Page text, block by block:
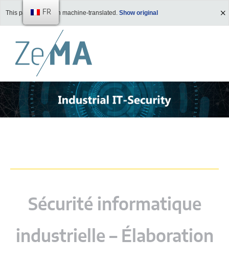
This page has been machine-translated. Show original
Sécurité informatique
industrielle – Élaboration
FR